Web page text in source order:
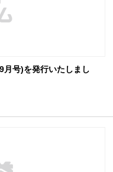
月号)を発行いたしまし